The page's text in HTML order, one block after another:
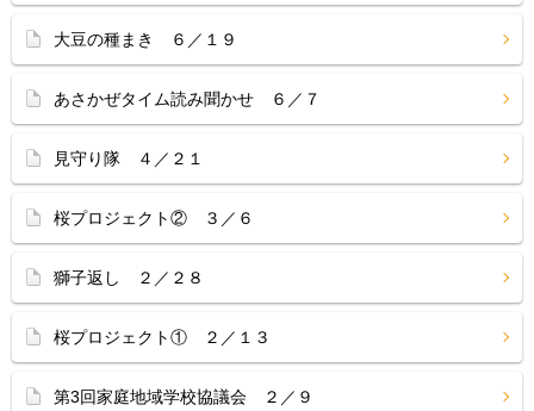
大豆の種まき ６／１９
あさかぜタイム読み聞かせ ６／７
見守り隊 ４／２１
桜プロジェクト② ３／６
獅子返し ２／２８
桜プロジェクト① ２／１３
第3回家庭地域学校協議会 ２／９